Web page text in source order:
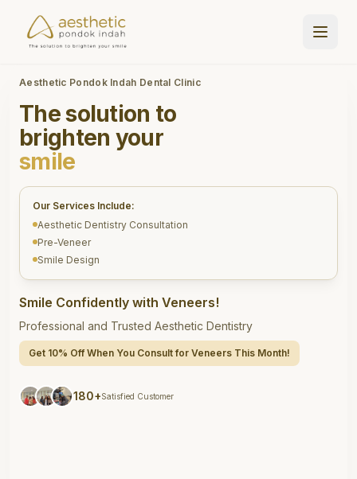
Aesthetic Pondok Indah Dental Clinic
The solution to
brighten your
smile
Our Services Include:
Aesthetic Dentistry Consultation
Pre-Veneer
Smile Design
Smile Confidently with Veneers!
Professional and Trusted Aesthetic Dentistry
Get 10% Off When You Consult for Veneers This Month!
180+Satisfied Customer